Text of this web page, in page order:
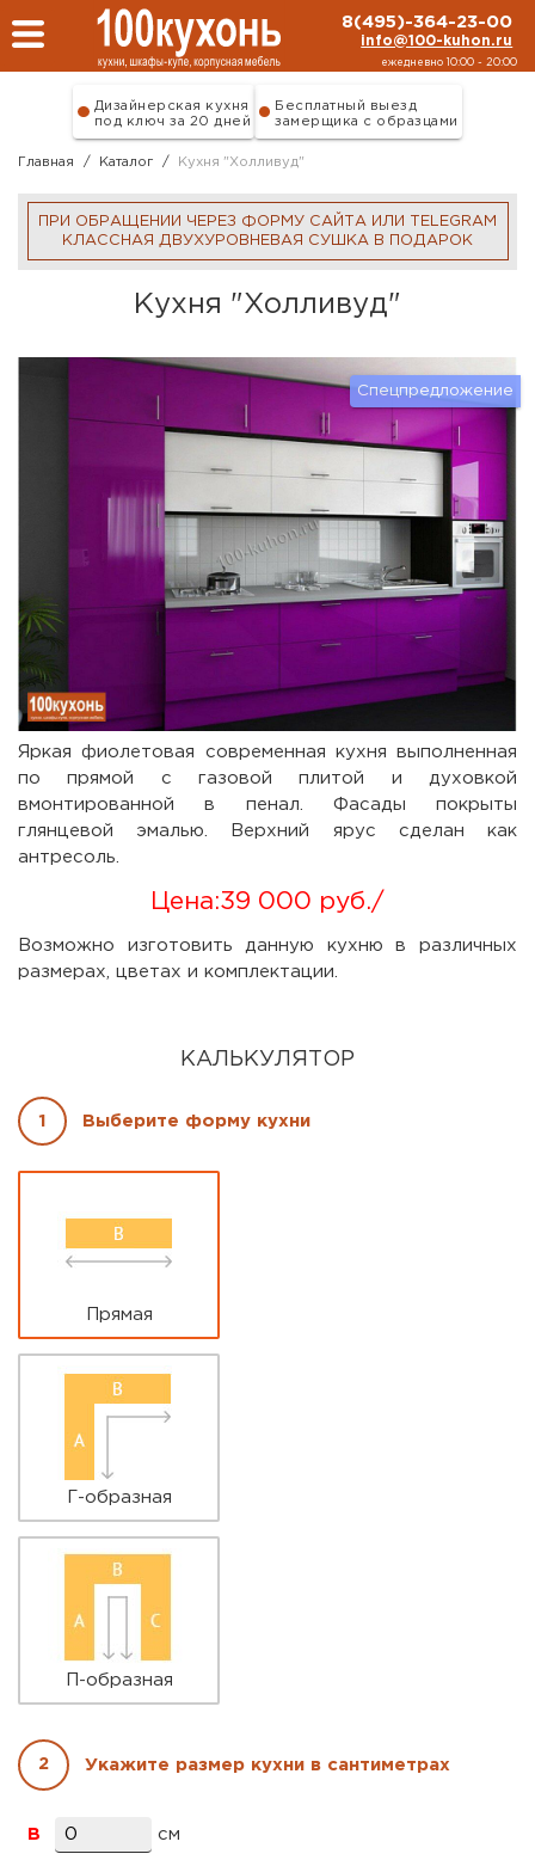
Перейти к основному содержанию
8(495)-364-23-00
info@100-kuhon.ru
ежедневно 10:00 - 20:00
Дизайнерская кухня
под ключ за 20 дней
Бесплатный выезд
замерщика с образцами
Главная / Каталог / Кухня "Холливуд"
ПРИ ОБРАЩЕНИИ ЧЕРЕЗ ФОРМУ САЙТА ИЛИ TELEGRAM
КЛАССНАЯ ДВУХУРОВНЕВАЯ СУШКА В ПОДАРОК
Кухня "Холливуд"
Спецпредложение
Яркая фиолетовая современная кухня выполненная
по прямой с газовой плитой и духовкой
вмонтированной в пенал. Фасады покрыты
глянцевой эмалью. Верхний ярус сделан как
антресоль.
Цена:39 000 руб./
Возможно изготовить данную кухню в различных
размерах, цветах и комплектации.
КАЛЬКУЛЯТОР
1 Выберите форму кухни
Параметры кухни*
Прямая
Г-образная
П-образная
2 Укажите размер кухни в сантиметрах
B см